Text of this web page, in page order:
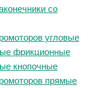
со
угловые
фрикционные
кнопочные
прямые